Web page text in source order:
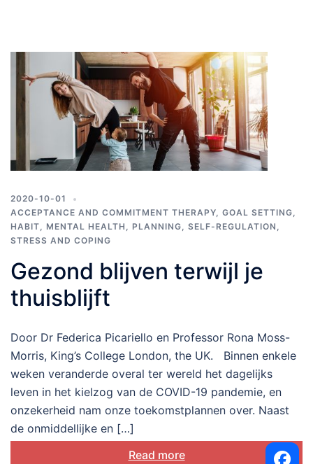
2020-10-01
ACCEPTANCE AND COMMITMENT THERAPY, GOAL SETTING,
HABIT, MENTAL HEALTH , PLANNING, SELF-REGULATION ,
STRESS AND COPING
Gezond blijven terwijl je
thuisblijft
Door Dr Federica Picariello en Professor Rona Moss-
Morris, King’s College London, the UK. Binnen enkele
weken veranderde overal ter wereld het dagelijks
leven in het kielzog van de COVID-19 pandemie, en
onzekerheid nam onze toekomstplannen over. Naast
de onmiddellijke en […]
Read more